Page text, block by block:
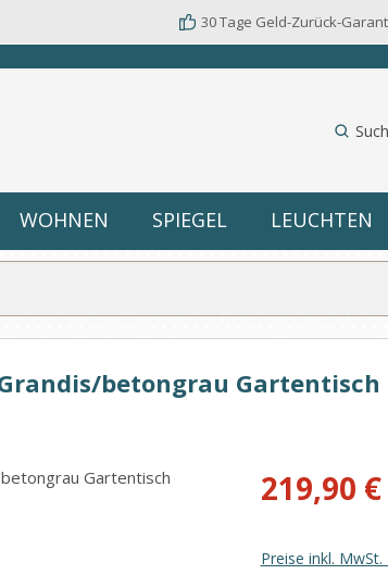
30 Tage Geld-Zurück-
WOHNEN SPIEGEL LEUCHTEN
betongrau Gartentisch
Verkaufspreis:
219,90 €
Preise inkl.